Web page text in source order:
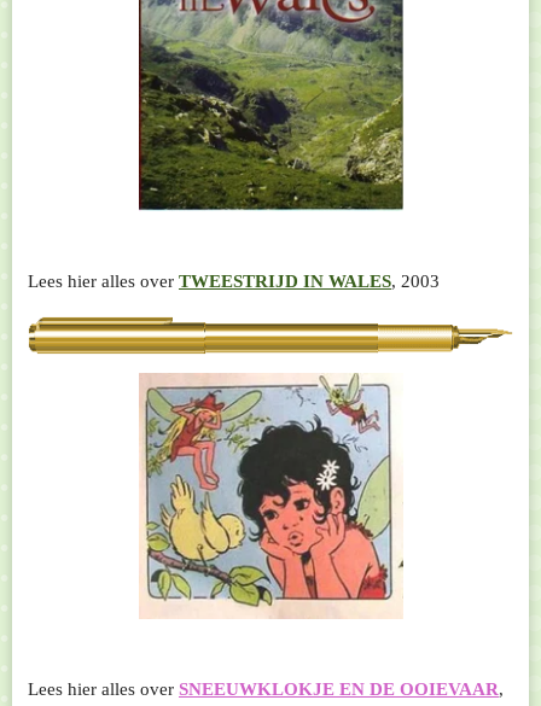
Lees hier alles over TWEESTRIJD IN WALES, 2003
Lees hier alles over SNEEUWKLOKJE EN DE OOIEVAAR,